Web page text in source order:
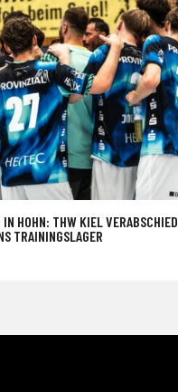
HOHN: THW KIEL
TRAININGSLAGER